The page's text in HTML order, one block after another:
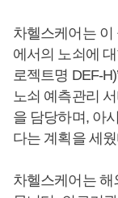
차헬스케어는 이
에서의 노쇠에
로젝트명 DEF-
노쇠 예측관리
을 담당하며, 아
다는 계획을 세
차헬스케어는 해